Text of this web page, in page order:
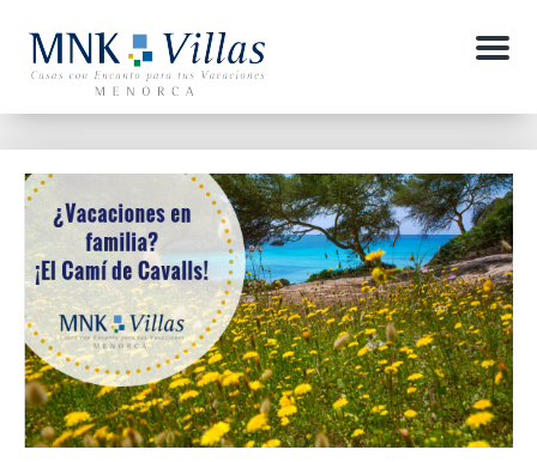
Menu